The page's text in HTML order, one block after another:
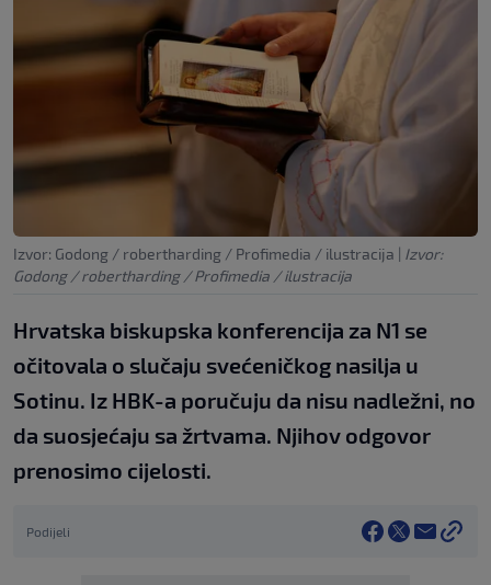
Izvor: Godong / robertharding / Profimedia / ilustracija | Izvor:
Godong / robertharding / Profimedia / ilustracija
Hrvatska biskupska konferencija za N1 se
očitovala o slučaju svećeničkog nasilja u
Sotinu. Iz HBK-a poručuju da nisu nadležni, no
da suosjećaju sa žrtvama. Njihov odgovor
prenosimo cijelosti.
Podijeli